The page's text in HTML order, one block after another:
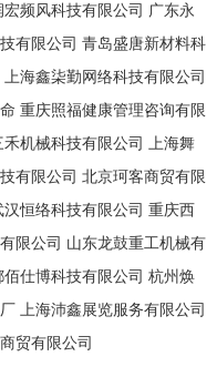
宏频风科技有限公司 广东永
有限公司 青岛盛唐新材料科
上海鑫柒勤网络科技有限公司
重庆照福健康管理咨询有限
禾机械科技有限公司
上海舞
有限公司 北京珂客商贸有限
汉恒络科技有限公司 重庆西
限公司 山东龙鼓重工机械有
佰仕博科技有限公司 杭州焕
上海沛鑫展览服务有限公司
贸有限公司